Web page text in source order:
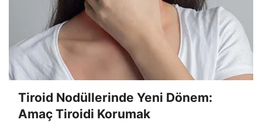
Tiroid Nodüllerinde Yeni Dönem:
Amaç Tiroidi Korumak